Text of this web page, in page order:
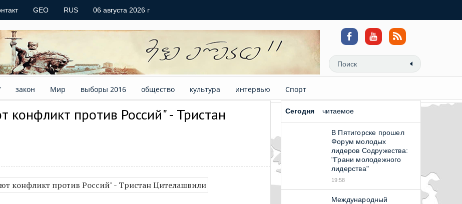
GEO RUS 06 августа 2026 г
закон Мир выборы 2016 общество культура интервью Спорт
против Россий" - Тристан
Сегодня читаемое
В Пятигорске прошел
Форум молодых
лидеров Содружества:
"Грани молодежного
лидерства"
19:58
Международный